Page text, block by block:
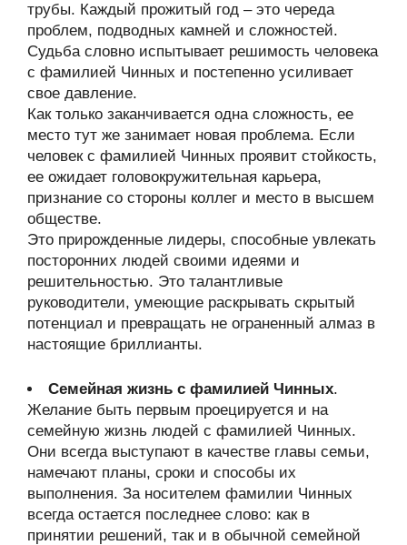
трубы. Каждый прожитый год – это череда
проблем, подводных камней и сложностей.
Судьба словно испытывает решимость человека
с фамилией Чинных и постепенно усиливает
свое давление.
Как только заканчивается одна сложность, ее
место тут же занимает новая проблема. Если
человек с фамилией Чинных проявит стойкость,
ее ожидает головокружительная карьера,
признание со стороны коллег и место в высшем
обществе.
Это прирожденные лидеры, способные увлекать
посторонних людей своими идеями и
решительностью. Это талантливые
руководители, умеющие раскрывать скрытый
потенциал и превращать не ограненный алмаз в
настоящие бриллианты.
Семейная жизнь с фамилией Чинных.
Желание быть первым проецируется и на
семейную жизнь людей с фамилией Чинных.
Они всегда выступают в качестве главы семьи,
намечают планы, сроки и способы их
выполнения. За носителем фамилии Чинных
всегда остается последнее слово: как в
принятии решений, так и в обычной семейной